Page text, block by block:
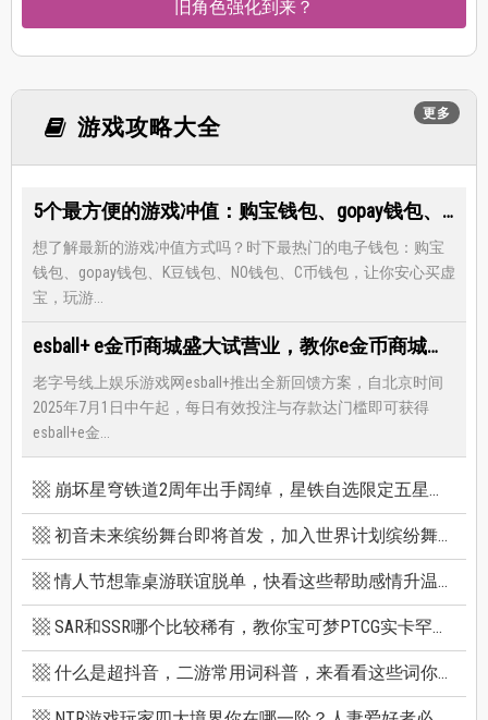
旧角色强化到来？
更多
游戏攻略大全
5个最方便的游戏冲值：购宝钱包、gopay钱包、K豆钱包、NO钱包、C币钱包
想了解最新的游戏冲值方式吗？时下最热门的电子钱包：购宝
钱包、gopay钱包、K豆钱包、NO钱包、C币钱包，让你安心买虚
宝，玩游...
esball+ e金币商城盛大试营业，教你e金币商城怎么兑换最优惠
老字号线上娱乐游戏网esball+推出全新回馈方案，自北京时间
2025年7月1日中午起，每日有效投注与存款达门槛即可获得
esball+e金...
崩坏星穹铁道2周年出手阔绰，星铁自选限定五星竟有超保值人权角，新卡池机制一篇看懂
初音未来缤纷舞台即将首发，加入世界计划缤纷舞台前你必须知道的八件事
情人节想靠桌游联谊脱单，快看这些帮助感情升温的桌游技巧
SAR和SSR哪个比较稀有，教你宝可梦PTCG实卡罕贵度怎么看
什么是超抖音，二游常用词科普，来看看这些词你看得懂多少个